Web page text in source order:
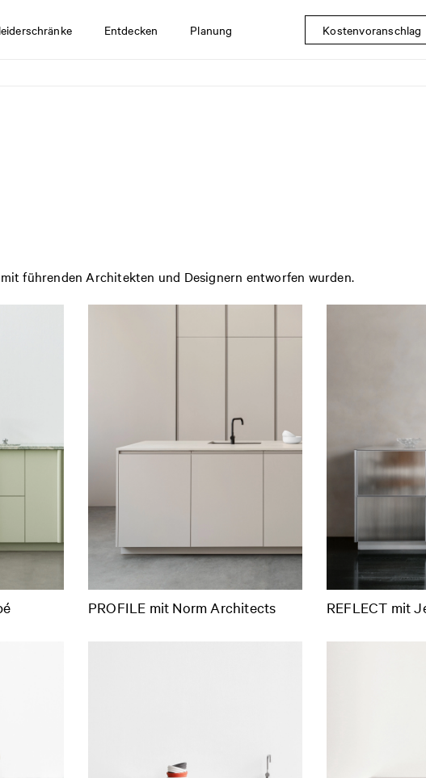
Entdecken Planung Kostenvoranschlag
führenden Architekten und Designern entworfen wurden.
PROFILE mit Norm Architects REFLECT mit